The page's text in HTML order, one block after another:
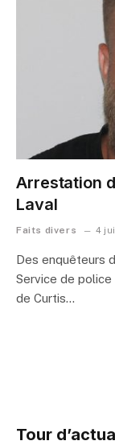
Arrestation
Laval
Faits divers 4
Des enquêteurs
Service de police
de Curtis…
Tour